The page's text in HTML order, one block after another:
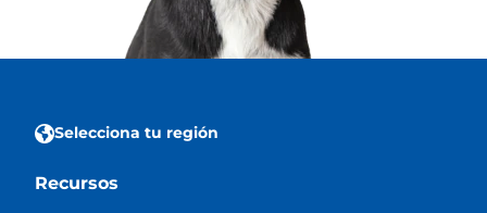
Selecciona tu región
Recursos